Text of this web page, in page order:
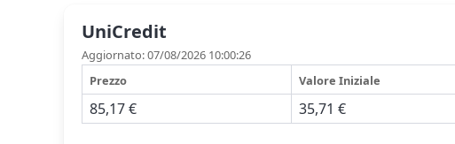
UniCredit
Aggiornato: 07/08/2026 10:00:26
Prezzo
Valore Iniziale
85,17 € 35,71 €